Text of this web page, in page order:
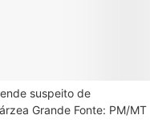
suspeito de
Grande Fonte: PM/MT